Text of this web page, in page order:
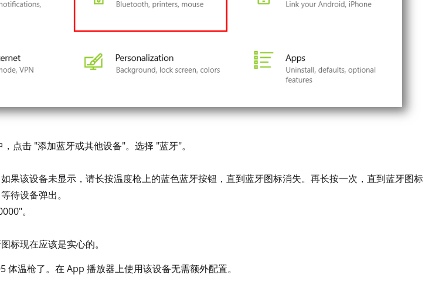
点击 "添加蓝牙或其他设备"。选择 "蓝牙"。
果该设备未显示，请长按温度枪上的蓝色蓝牙按钮，直到蓝牙图标消失。再长按一次，直到蓝牙图标
待设备弹出。
。
标现在应该是实心的。
体温枪了。在 App 播放器上使用该设备无需额外配置。